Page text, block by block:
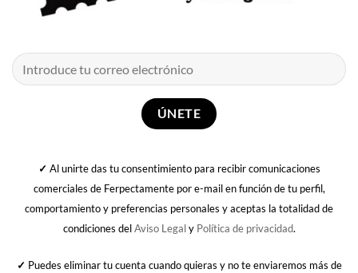
✓ Al unirte das tu consentimiento para recibir comunicaciones
comerciales de Ferpectamente por e-mail en función de tu perfil,
comportamiento y preferencias personales y aceptas la totalidad de
condiciones delAviso Legaly Política de privacidad.
✓ Puedes eliminar tu cuenta cuando quieras y no te enviaremos más de